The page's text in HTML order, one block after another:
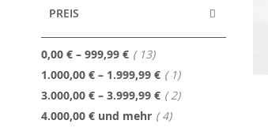
PREIS
0,00 € – 999,99 € 13Artikel
1.000,00 € – 1.999,99 € 1Artikel
3.000,00 € – 3.999,99 € 2Artikel
4.000,00 € und mehr 4Artikel